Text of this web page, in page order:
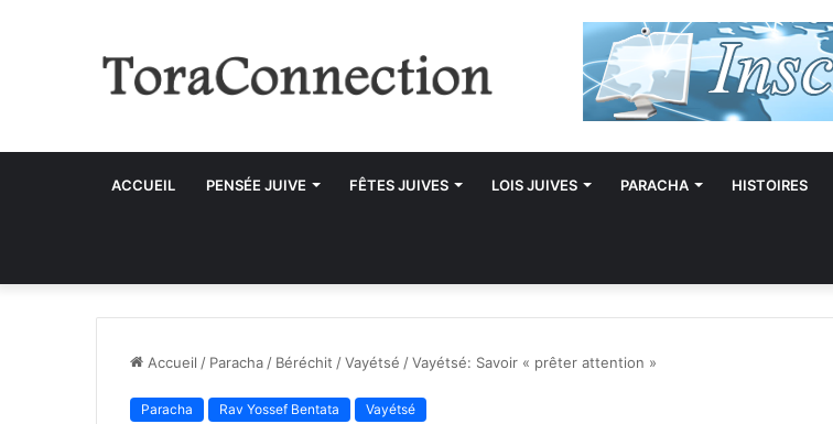
ACCUEIL PENSÉE JUIVE FÊTES JUIVES LOIS JUIVES PARACHA HISTOIRES
Accueil / Paracha / Béréchit /Vayétsé /Vayétsé: Savoir « prêter attention »
Paracha Rav Yossef Bentata Vayétsé